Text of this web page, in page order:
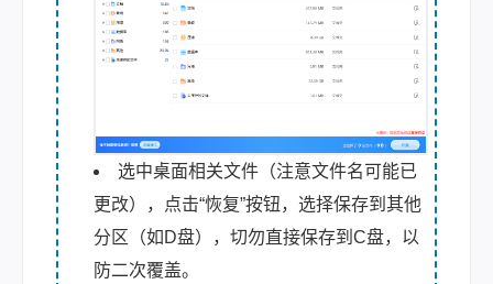
选中桌面相关文件（注意文件名可能已
更改），点击“恢复”按钮，选择保存到其他
分区（如D盘），切勿直接保存到C盘，以
防二次覆盖。